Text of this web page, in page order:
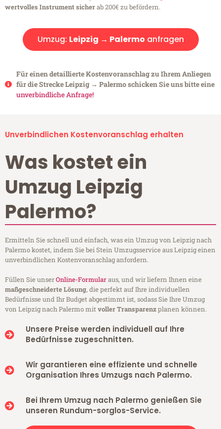
wertvolles Instrument sicherab 200€ zu befördern.
Umzug: Leipzig → Palermo anfragen
Für einen detaillierte Kostenvoranschlag zu Ihrem Anliegen
für die Strecke Leipzig → Palermo schicken Sie uns bitte eine
unverbindliche Anfrage!
Unverbindlichen Kostenvoranschlag erhalten
Was kostet ein
Umzug Leipzig
Palermo?
Ermitteln Sie schnell und einfach, was ein Umzug von Leipzig nach
Palermo kostet, indem Sie bei Stein Umzugsservice aus Leipzig einen
unverbindlichen Kostenvoranschlag anfordern.
Füllen Sie unserOnline-Formularaus, und wir liefern Ihnen eine
maßgeschneiderte Lösung, die perfekt auf Ihre individuellen
Bedürfnisse und Ihr Budget abgestimmt ist, sodass Sie Ihre Umzug
von Leipzig nach Palermo mitvoller Transparenzplanen können.
Unsere Preise werden individuell auf Ihre
Bedürfnisse zugeschnitten.
Wir garantieren eine effiziente und schnelle
Organisation Ihres Umzugs nach Palermo.
Bei Ihrem Umzug nach Palermo genießen Sie
unseren Rundum-sorglos-Service.